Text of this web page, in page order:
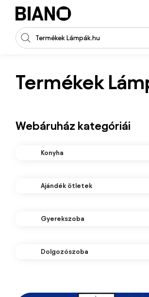
Navigáció kihagyása, ugrás a tartalomra
Keresési bevitel
Termékek
Webáruház kategóriái
Konyha
Ajándék ötletek
Gyerekszoba
Dolgozószoba